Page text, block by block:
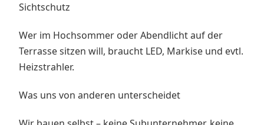
Sichtschutz
Wer im Hochsommer oder Abendlicht auf der
Terrasse sitzen will, braucht LED, Markise und evtl.
Heizstrahler.
Was uns von anderen unterscheidet